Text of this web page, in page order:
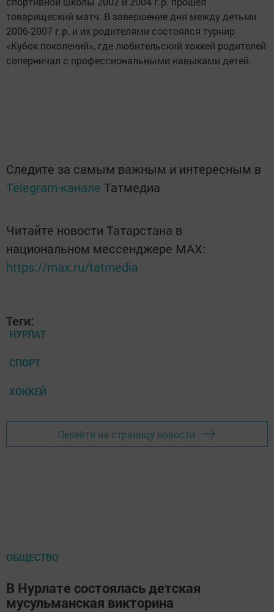
товарищеский матч. В завершение дня между детьми
2006-2007 г.р. и их родителями состоялся турнир
«Кубок поколений», где любительский хоккей родителей
соперничал с профессиональными навыками детей.
Следите за самым важным и интересным в
Telegram-канале Татмедиа
Читайте новости Татарстана в
национальном мессенджере MАХ:
https://max.ru/tatmedia
Теги:
НУРЛАТ
СПОРТ
ХОККЕЙ
Перейти на страницу новости
ОБЩЕСТВО
В Нурлате состоялась детская
мусульманская викторина